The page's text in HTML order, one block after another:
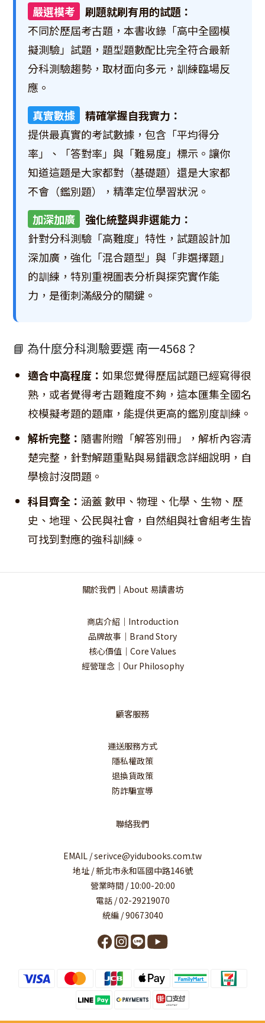
嚴選模考
刷題就刷有用的試題：
不同於歷屆考古題，本書收錄「高中全國模
擬測驗」試題，題型題數配比完全符合最新
分科測驗趨勢，取材面向多元，訓練臨場反
應。
真實數據
精確掌握自我實力：
提供最真實的考試數據，包含「平均得分
率」、「答對率」與「難易度」標示。讓你
知道這題是大家都對（基礎題）還是大家都
不會（鑑別題），精準定位學習狀況。
加深加廣
強化統整與非選能力：
針對分科測驗「高難度」特性，試題設計加
深加廣，強化「混合題型」與「非選擇題」
的訓練，特別重視圖表分析與探究實作能
力，是衝刺滿級分的關鍵。
📘 為什麼分科測驗要選 南一4568？
適合中高程度： 如果您覺得歷屆試題已經寫得很
熟，或者覺得考古題難度不夠，這本匯集全國名
校模擬考題的題庫，能提供更高的鑑別度訓練。
解析完整： 隨書附贈「解答別冊」，解析內容清
楚完整，針對解題重點與易錯觀念詳細說明，自
學檢討沒問題。
科目齊全： 涵蓋 數甲、物理、化學、生物、歷
史、地理、公民與社會，自然組與社會組考生皆
可找到對應的強科訓練。
關於我們｜About 易讀書坊
商店介紹｜Introduction
品牌故事｜Brand Story
核心價值｜Core Values
經營理念｜Our Philosophy
顧客服務
運送服務方式
隱私權政策
退換貨政策
防詐騙宣導
聯絡我們
EMAIL / serivce@yidubooks.com.tw
地址 / 新北市永和區國中路146號
營業時間 / 10:00-20:00
電話 / 02-29219070
統編 / 90673040